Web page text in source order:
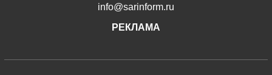
info@sarinform.ru
РЕКЛАМА